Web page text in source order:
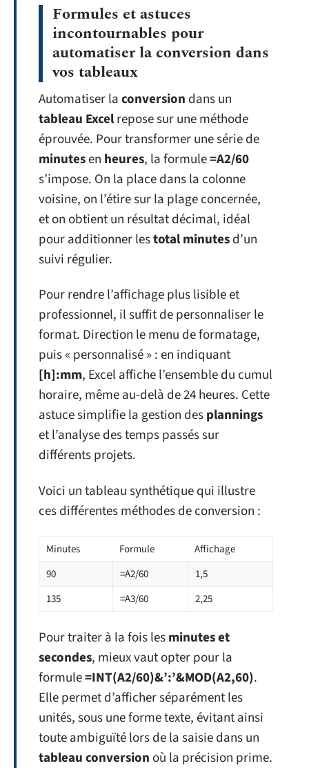
Formules et astuces
incontournables pour
automatiser la conversion dans
vos tableaux
Automatiser laconversion dans un
tableau Excelrepose sur une méthode
éprouvée. Pour transformer une série de
minutesen heures, la formule=A2/60
s’impose. On la place dans la colonne
voisine, on l’étire sur la plage concernée,
et on obtient un résultat décimal, idéal
pour additionner lestotal minutesd’un
suivi régulier.
Pour rendre l’affichage plus lisible et
professionnel, il suffit de personnaliser le
format. Direction le menu de formatage,
puis « personnalisé » : en indiquant
[h]:mm, Excel affiche l’ensemble du cumul
horaire, même au-delà de 24 heures. Cette
astuce simplifie la gestion desplannings
et l’analyse des temps passés sur
différents projets.
Voici un tableau synthétique qui illustre
ces différentes méthodes de conversion :
Minutes Formule
Affichage
90
=A2/60
1,5
135
=A3/60 2,25
Pour traiter à la fois lesminutes et
secondes, mieux vaut opter pour la
formule=INT(A2/60)&’:’&MOD(A2,60).
Elle permet d’afficher séparément les
unités, sous une forme texte, évitant ainsi
toute ambiguïté lors de la saisie dans un
tableau conversion où la précision prime.